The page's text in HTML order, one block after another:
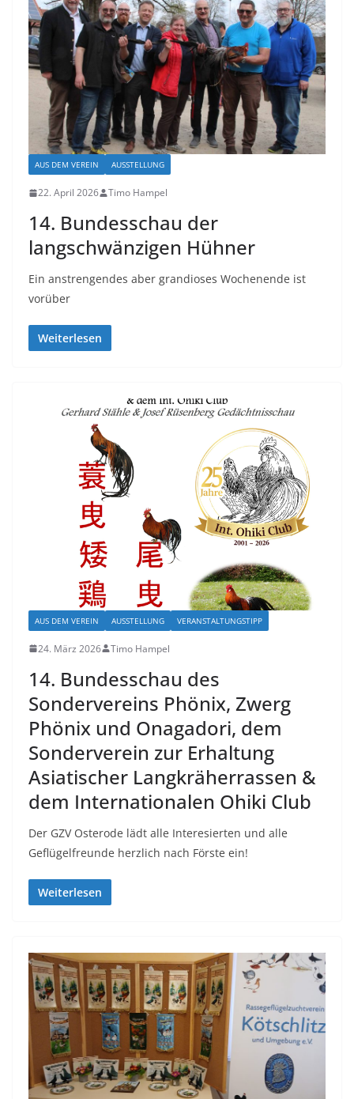
AUS DEM VEREIN AUSSTELLUNG
22. April 2026 Timo Hampel
14. Bundesschau der
langschwänzigen Hühner
Ein anstrengendes aber grandioses Wochenende ist
vorüber
Weiterlesen
AUS DEM VEREIN AUSSTELLUNG VERANSTALTUNGSTIPP
24. März 2026 Timo Hampel
14. Bundesschau des
Sondervereins Phönix, Zwerg
Phönix und Onagadori, dem
Sonderverein zur Erhaltung
Asiatischer Langkräherrassen &
dem Internationalen Ohiki Club
Der GZV Osterode lädt alle Interesierten und alle
Geflügelfreunde herzlich nach Förste ein!
Weiterlesen